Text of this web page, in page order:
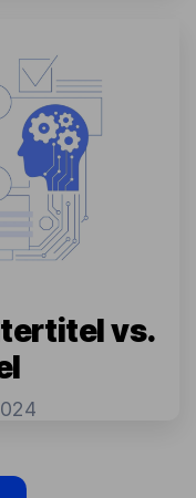
vs.